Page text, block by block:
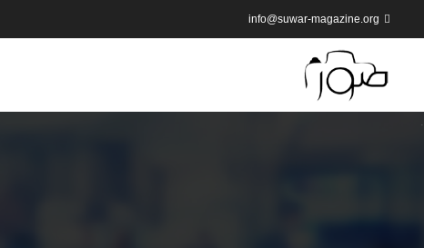
info@suwar-magazine.org